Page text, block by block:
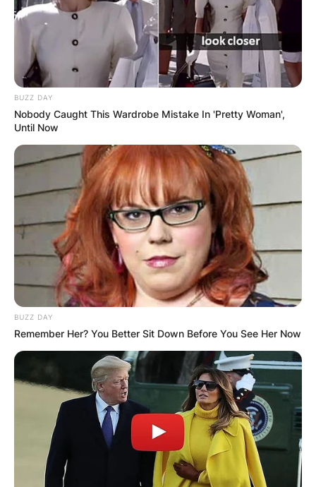
BUZZ DAY
Nobody Caught This Wardrobe Mistake In 'Pretty Woman',
Until Now
BUZZ DAY
Remember Her? You Better Sit Down Before You See Her Now